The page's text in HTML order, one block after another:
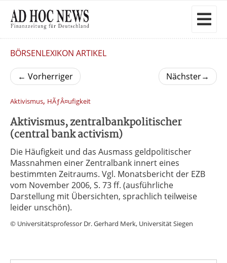
BÖRSENLEXIKON ARTIKEL
← Vorherriger Nächster→
Aktivismus, HÃƒÂ¤ufigkeit
Aktivismus, zentralbankpolitischer
(central bank activism)
Die Häufigkeit und das Ausmass geldpolitischer
Massnahmen einer Zentralbank innert eines
bestimmten Zeitraums. Vgl. Monatsbericht der EZB
vom November 2006, S. 73 ff. (ausführliche
Darstellung mit Übersichten, sprachlich teilweise
leider unschön).
© Universitätsprofessor Dr. Gerhard Merk, Universität Siegen